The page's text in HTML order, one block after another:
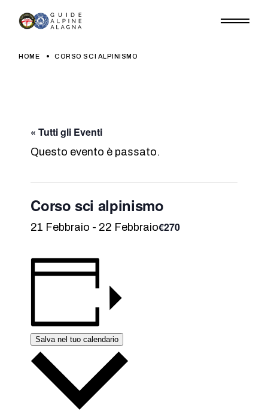
HOME CORSO SCI ALPINISMO
« Tutti gli Eventi
Questo evento è passato.
Corso sci alpinismo
21 Febbraio - 22 Febbraio€270
Salva nel tuo calendario